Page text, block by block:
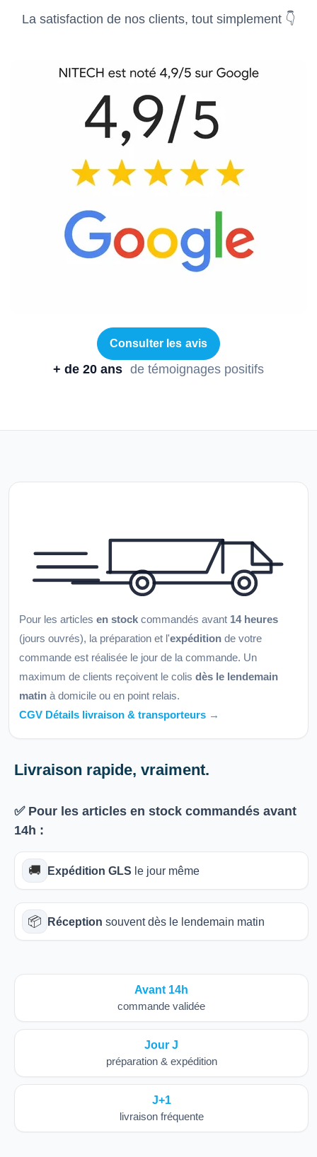
La satisfaction de nos clients, tout simplement 👇
Consulter les avis
+ de 20 ans de témoignages positifs
Pour les articles en stock commandés avant 14 heures
(jours ouvrés), la préparation et l'expédition de votre
commande est réalisée le jour de la commande. Un
maximum de clients reçoivent le colis dès le lendemain
matin à domicile ou en point relais.
CGV Détails livraison & transporteurs →
Livraison rapide, vraiment.
✅ Pour les articles en stock commandés avant
14h :
🚚 Expédition GLS le jour même
📦 Réception souvent dès le lendemain matin
Avant 14h
commande validée
Jour J
préparation & expédition
J+1
livraison fréquente